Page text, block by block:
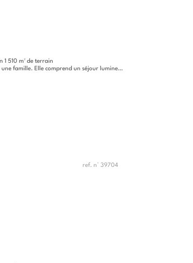
1 510 m² de terrain
comprend un séjour lumineux avec cuisine ouverte...
ref. n° 39704